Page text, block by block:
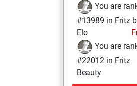
You are
#13989 in Fritz
Elo
You are
#22012 in Fritz
Beauty